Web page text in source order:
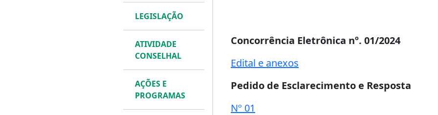
LEGISLAÇÃO
ATIVIDADE
CONSELHAL
AÇÕES E
PROGRAMAS
Concorrência Eletrônica nº. 01/2024
Edital e anexos
Pedido de Esclarecimento e Resposta
Nº 01